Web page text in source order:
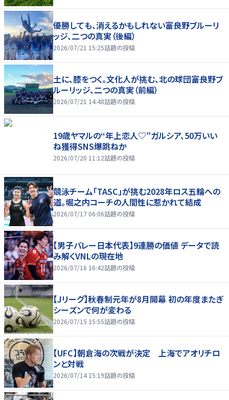
優勝しても、消えるかもしれない――富良野ブルーリ
ッジ、二つの真実（後編）
2026/07/21 15:25話題の投稿
土に、膝をつく。文化人が挑む、北の球団――富良野ブ
ルーリッジ、二つの真実（前編）
2026/07/21 14:48話題の投稿
19歳ヤマルの“年上恋人♡”ガルシア、50万いい
ね獲得SNS爆跳ねか
2026/07/20 11:12話題の投稿
競泳チーム「TASC」が挑む2028年ロス五輪への
道。堀之内コーチの人間性に惹かれて結成
2026/07/17 06:06話題の投稿
【男子バレー日本代表】9連勝の価値 データで読
み解くVNLの現在地
2026/07/16 16:42話題の投稿
【Jリーグ】秋春制元年が8月開幕 初の年度またぎ
シーズンで何が変わる
2026/07/15 15:55話題の投稿
【UFC】朝倉海の次戦が決定 上海でアオリチロ
ンと対戦
2026/07/14 15:19話題の投稿